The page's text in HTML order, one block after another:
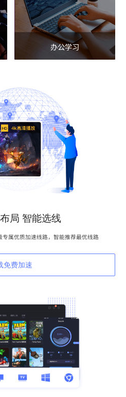
办公学习
局 智能选线
属优质加速线路，智能推荐最优线路
免费加速